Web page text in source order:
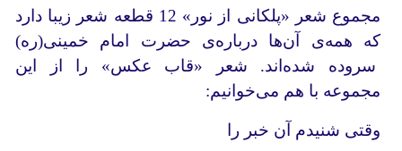
مجموع شعر «پلکانی از نور» 12 قطعه شعر زیبا دارد
که همه‌ی آن‌ها درباره‌ی حضرت امام خمینی(ره)
سروده شده‌اند. شعر «قاب عکس» را از این
مجموعه با هم می‌خوانیم:
وقتی شنیدم آن خبر را